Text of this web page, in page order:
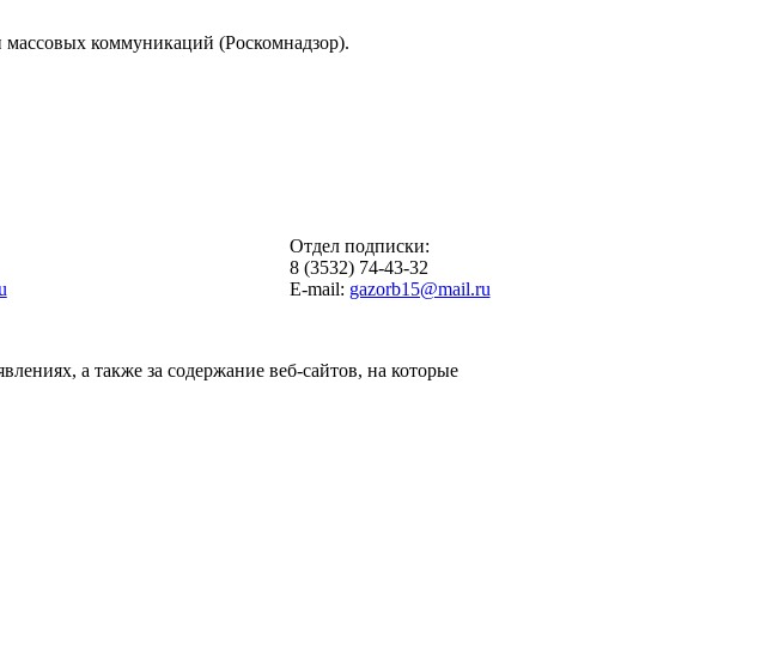
коммуникаций (Роскомнадзор).
Отдел подписки:
8 (3532) 74-43-32
E-mail: gazorb15@mail.ru
а также за содержание веб-сайтов, на которые